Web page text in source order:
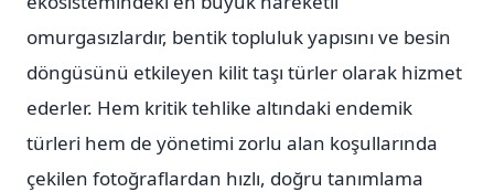
omurgasızlardır, bentik topluluk yapısını ve besin
döngüsünü etkileyen kilit taşı türler olarak hizmet
ederler. Hem kritik tehlike altındaki endemik
türleri hem de yönetimi zorlu alan koşullarında
çekilen fotoğraflardan hızlı, doğru tanımlama